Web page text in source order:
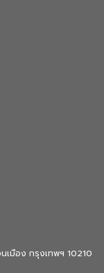
เมือง กรุงเทพฯ 10210